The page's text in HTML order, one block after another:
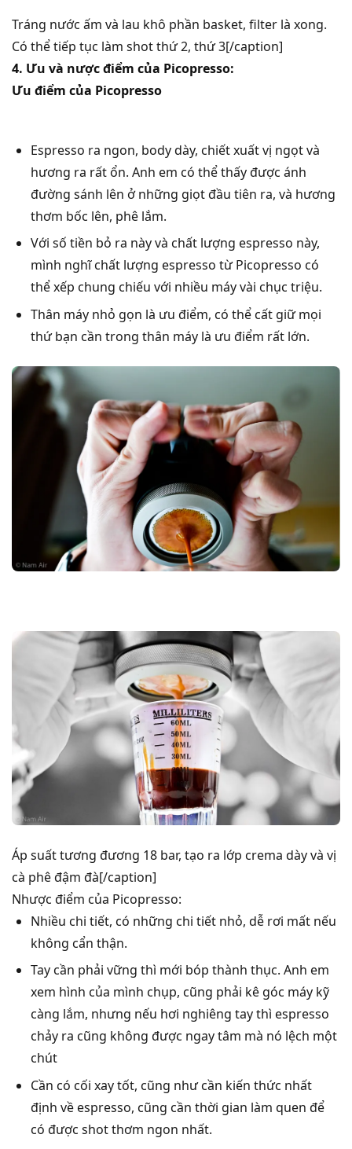
Tráng nước ấm và lau khô phần basket, filter là xong.
Có thể tiếp tục làm shot thứ 2, thứ 3[/caption]
4. Ưu và nược điểm của Picopresso:
Ưu điểm của Picopresso
Espresso ra ngon, body dày, chiết xuất vị ngọt và
hương ra rất ổn. Anh em có thể thấy được ánh
đường sánh lên ở những giọt đầu tiên ra, và hương
thơm bốc lên, phê lắm.
Với số tiền bỏ ra này và chất lượng espresso này,
mình nghĩ chất lượng espresso từ Picopresso có
thể xếp chung chiếu với nhiều máy vài chục triệu.
Thân máy nhỏ gọn là ưu điểm, có thể cất giữ mọi
thứ bạn cần trong thân máy là ưu điểm rất lớn.
Áp suất tương đương 18 bar, tạo ra lớp crema dày và vị
cà phê đậm đà[/caption]
Nhược điểm của Picopresso:
Nhiều chi tiết, có những chi tiết nhỏ, dễ rơi mất nếu
không cẩn thận.
Tay cần phải vững thì mới bóp thành thục. Anh em
xem hình của mình chụp, cũng phải kê góc máy kỹ
càng lắm, nhưng nếu hơi nghiêng tay thì espresso
chảy ra cũng không được ngay tâm mà nó lệch một
chút
Cần có cối xay tốt, cũng như cần kiến thức nhất
định về espresso, cũng cần thời gian làm quen để
có được shot thơm ngon nhất.